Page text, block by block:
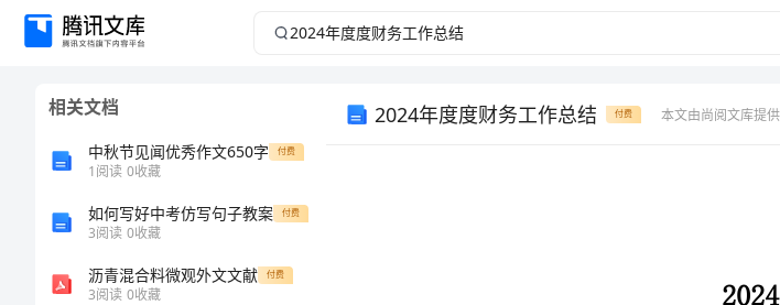
2024
相关文档
中秋节见闻优秀作文650字 付费
1阅读 0收藏
如何写好中考仿写句子教案 付费
3阅读 0收藏
沥青混合料微观外文文献 付费
3阅读 0收藏
2024年度度财务工作总结 付费 本文由尚阅文库提供